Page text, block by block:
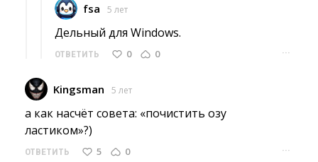
fsa 5 лет
Дельный для Windows.
ОТВЕТИТЬ 0 0 ···
Kingsman 5 лет
а как насчёт совета: «почистить озу
ластиком»?)
ОТВЕТИТЬ 5 0 ···